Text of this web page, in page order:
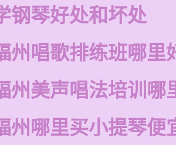
钢琴好处和坏处
州唱歌排练班哪里
州美声唱法培训哪
州哪里买小提琴便